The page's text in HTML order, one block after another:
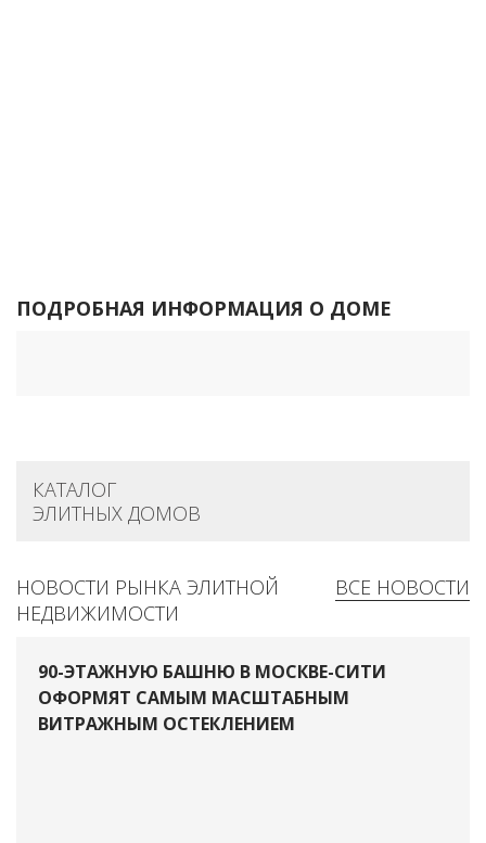
ПОДРОБНАЯ ИНФОРМАЦИЯ О ДОМЕ
КАТАЛОГ
ЭЛИТНЫХ ДОМОВ
ВСЕ НОВОСТИ
НОВОСТИ РЫНКА ЭЛИТНОЙ
НЕДВИЖИМОСТИ
90-ЭТАЖНУЮ БАШНЮ В МОСКВЕ-СИТИ
ОФОРМЯТ САМЫМ МАСШТАБНЫМ
ВИТРАЖНЫМ ОСТЕКЛЕНИЕМ